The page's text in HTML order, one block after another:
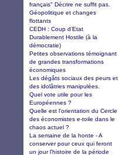
français" Décrire ne suffit pas.
Géopolitique et changes
flottants
CEDH : Coup d’Etat
Durablement Hostile (à la
démocratie)
Petites observations témoignant
de grandes transformations
économiques
Les dégâts sociaux des peurs et
des idolâtries manipulées.
Quel vote utile pour les
Européennes ?
Quelle est l'orientation du Cercle
des économistes e-toile dans le
chaos actuel ?
La semaine de la honte - A
conserver pour ceux qui feront
un jour l'histoire de la période